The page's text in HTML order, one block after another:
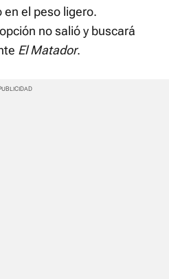
en el peso ligero.
no salió y buscará
El Matador.